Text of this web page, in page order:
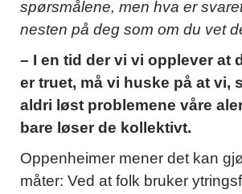
spørsmålene, men hva er
nesten på deg som om du vet
– I en tid der vi vi opplever at
er truet, må vi huske på at vi,
aldri løst problemene våre
bare løser de kollektivt.
Oppenheimer mener det kan
måter: Ved at folk bruker